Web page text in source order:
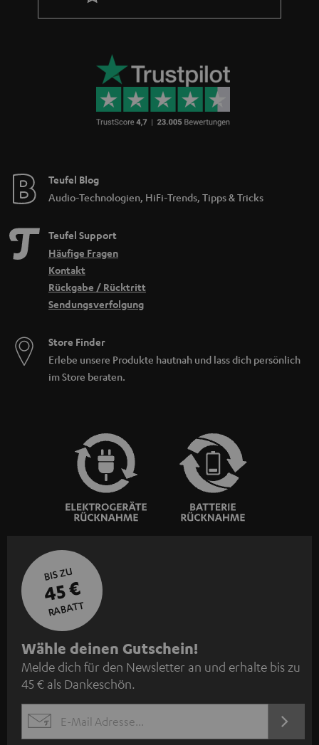
Teufel Blog
Audio-Technologien, HiFi-Trends, Tipps & Tricks
Teufel Support
Häufige Fragen
Kontakt
Rückgabe / Rücktritt
Sendungsverfolgung
Store Finder
Erlebe unsere Produkte hautnah und lass dich persönlich
im Store beraten.
BIS ZU
45 €
RABATT
N
e
w
s
l
Wähle deinen Gutschein!
Melde dich für den Newsletter an und erhalte bis zu
45 € als Dankeschön.
EMAIL
JETZT